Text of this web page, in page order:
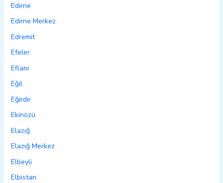
Edirne
Edirne Merkez
Edremit
Efeler
Eflani
Eğil
Eğirdir
Ekinözü
Elazığ
Elazığ Merkez
Elbeyli
Elbistan